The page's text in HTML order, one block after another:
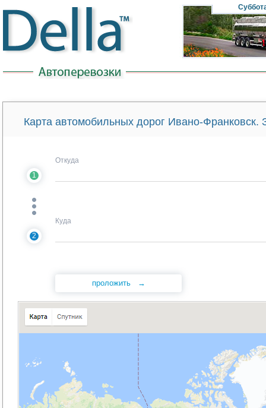
Карта автомобильных дорог Ивано-
1
Откуда
2
Куда